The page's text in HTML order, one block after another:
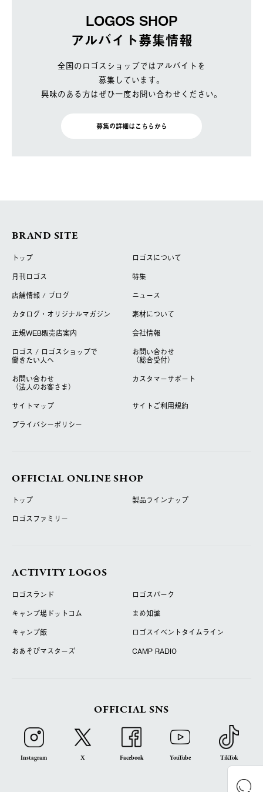
LOGOS SHOP
アルバイト募集情報
全国のロゴスショップではアルバイトを
募集しています。
興味のある方はぜひ一度お問い合わせください。
募集の詳細はこちらから
BRAND SITE
トップ
ロゴスについて
月刊ロゴス
特集
店舗情報 / ブログ
ニュース
カタログ・オリジナルマガジン
素材について
正規WEB販売店案内
会社情報
ロゴス / ロゴスショップで
働きたい人へ
お問い合わせ
（総合受付）
お問い合わせ
（法人のお客さま）
カスタマーサポート
サイトマップ
サイトご利用規約
プライバシーポリシー
OFFICIAL ONLINE SHOP
トップ
製品ラインナップ
ロゴスファミリー
ACTIVITY LOGOS
ロゴスランド
ロゴスパーク
キャンプ場ドットコム
まめ知識
キャンプ飯
ロゴスイベントタイムライン
おあそびマスターズ
CAMP RADIO
OFFICIAL SNS
Instagram X Facebook YouTube TikTok